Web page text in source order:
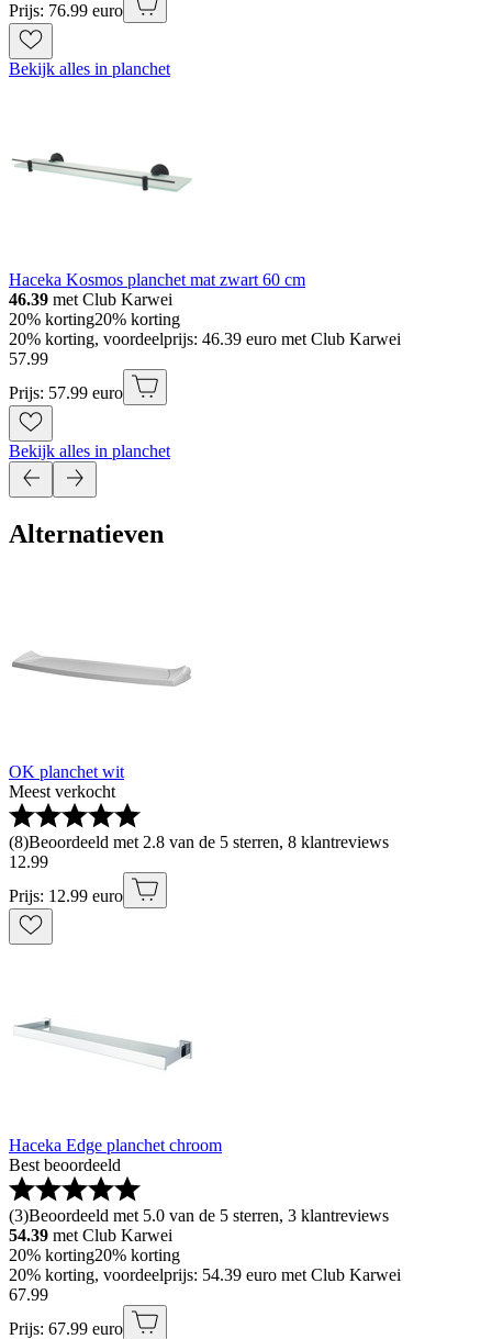
Prijs: 76.99 euro
Bekijk alles in planchet
Haceka Kosmos planchet mat zwart 60 cm
46.39 met Club Karwei
20% korting20% korting
20% korting, voordeelprijs: 46.39 euro met Club Karwei
57.99
Prijs: 57.99 euro
Bekijk alles in planchet
Alternatieven
OK planchet wit
Meest verkocht
(8)Beoordeeld met 2.8 van de 5 sterren, 8 klantreviews
12.99
Prijs: 12.99 euro
Haceka Edge planchet chroom
Best beoordeeld
(3)Beoordeeld met 5.0 van de 5 sterren, 3 klantreviews
54.39 met Club Karwei
20% korting20% korting
20% korting, voordeelprijs: 54.39 euro met Club Karwei
67.99
Prijs: 67.99 euro